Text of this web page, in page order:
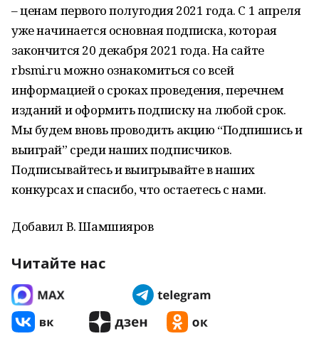
– ценам первого полугодия 2021 года. С 1 апреля
уже начинается основная подписка, которая
закончится 20 декабря 2021 года. На сайте
rbsmi.ru можно ознакомиться со всей
информацией о сроках проведения, перечнем
изданий и оформить подписку на любой срок.
Мы будем вновь проводить акцию “Подпишись и
выиграй” среди наших подписчиков.
Подписывайтесь и выигрывайте в наших
конкурсах и спасибо, что остаетесь с нами.
Добавил В. Шамшияров
Читайте нас